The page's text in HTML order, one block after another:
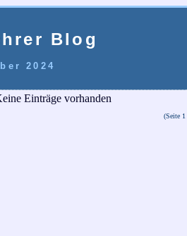
Blog
2024
Einträge vorhanden
(Seite